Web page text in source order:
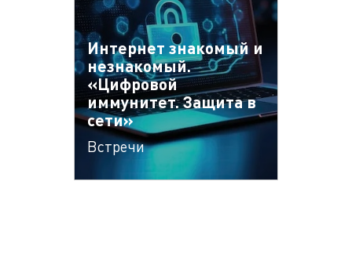
Интернет знакомый и
незнакомый.
«Цифровой
иммунитет. Защита в
сети»
Встречи